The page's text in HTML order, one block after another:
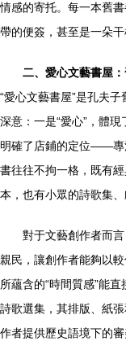
情感的寄托。每一本舊
帶的便簽，甚至是一朵
二、愛心文藝書屋
“愛心文藝書屋”是孔夫
深意：一是“愛心”，體現
明確了店鋪的定位——專
書往往不拘一格，既有
本，也有小眾的詩歌集、
對于文藝創作者而
親民，讓創作者能夠以
所蘊含的“時間質感”能
詩歌選集，其排版、紙
作者提供歷史語境下的